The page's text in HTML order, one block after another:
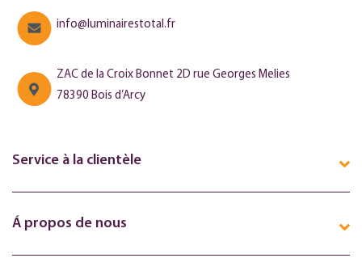
info@luminairestotal.fr
ZAC de la Croix Bonnet 2D rue Georges Melies
78390 Bois d’Arcy
Service à la clientèle
Á propos de nous